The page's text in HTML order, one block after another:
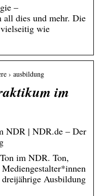
–
all dies und mehr. Die
wie
› ausbildung
im
NDR | NDR.de – Der
im NDR. Ton,
Ausbildung